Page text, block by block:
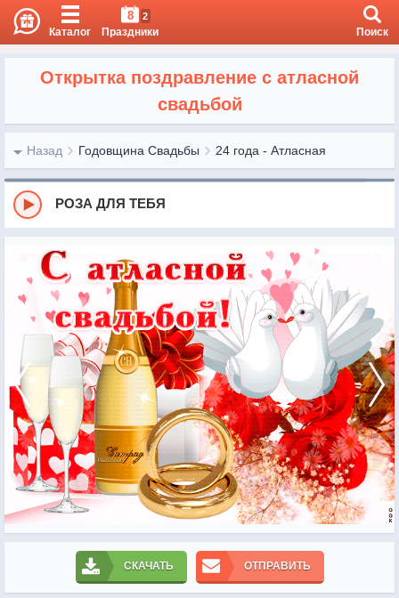
Каталог
8 2
Праздники Поиск
Открытка поздравление с атласной
свадьбой
Назад Годовщина Свадьбы 24 года - Атласная
РОЗА ДЛЯ ТЕБЯ
СКАЧАТЬ ОТПРАВИТЬ